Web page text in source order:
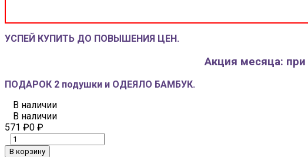
УСПЕЙ КУПИТЬ ДО ПОВЫШЕНИЯ ЦЕН.
Акция месяца: при
ПОДАРОК 2 подушки и ОДЕЯЛО БАМБУК.
В наличии
В наличии
571 ₽0 ₽
В корзину